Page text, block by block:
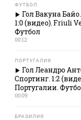
ФУТБОЛ
Гол Вакуна
1:0 (видео). Friuli
Футбол
00:12
ПОРТУГАЛИЯ
Гол Леандро
Спортинг. 1:2
Португалии.
00:09
БРАЗИЛИЯ